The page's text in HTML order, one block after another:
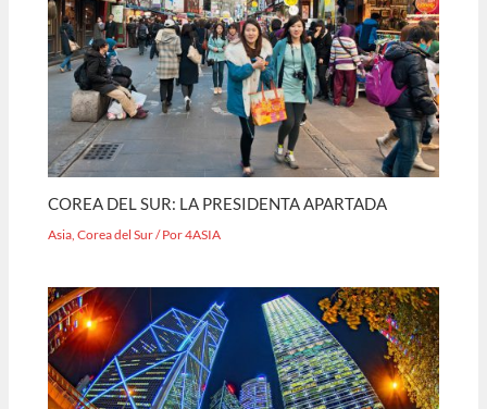
COREA DEL SUR: LA PRESIDENTA APARTADA
Asia ,Corea del Sur/ Por4ASIA